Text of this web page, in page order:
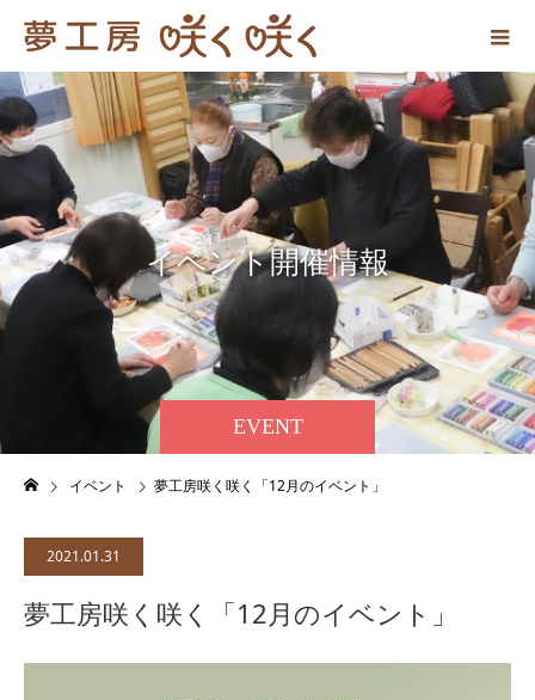
EVENT
イベント開催情報
イベント 夢工房咲く咲く「12月のイベント」
2021.01.31
夢工房咲く咲く「12月のイベント」